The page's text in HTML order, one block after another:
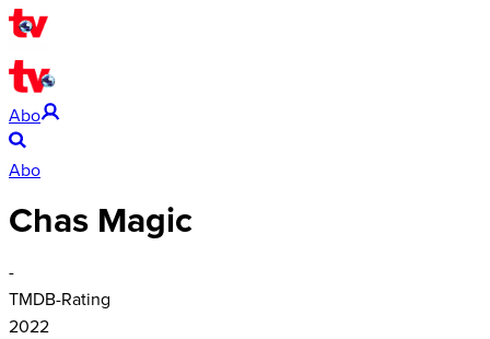
Abo
Abo
Chas Magic
-
TMDB-Rating
2022